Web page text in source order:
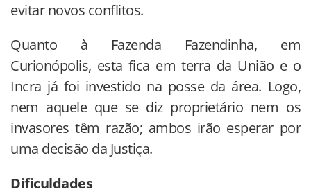
evitar novos conflitos.
Quanto à Fazenda Fazendinha, em
Curionópolis, esta fica em terra da União e o
Incra já foi investido na posse da área. Logo,
nem aquele que se diz proprietário nem os
invasores têm razão; ambos irão esperar por
uma decisão da Justiça.
Dificuldades